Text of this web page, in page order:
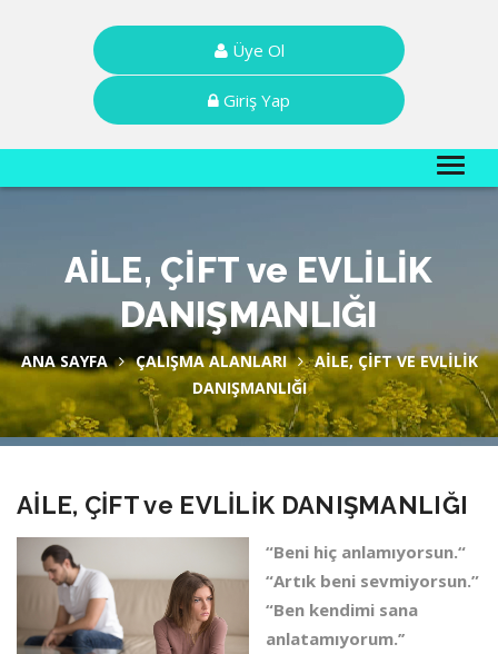
Üye Ol
Giriş Yap
AİLE, ÇİFT ve EVLİLİK
DANIŞMANLIĞI
ANA SAYFA ÇALIŞMA ALANLARI
AİLE, ÇİFT VE EVLİLİK
DANIŞMANLIĞI
AİLE, ÇİFT ve EVLİLİK DANIŞMANLIĞI
“Beni hiç anlamıyorsun.“
“Artık beni sevmiyorsun.”
“Ben kendimi sana
anlatamıyorum.’’